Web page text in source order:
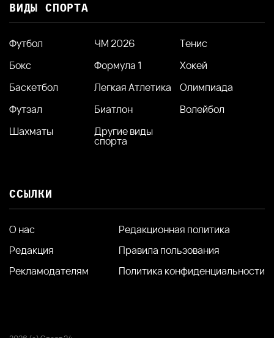
ВИДЫ СПОРТА
Футбол ЧМ 2026
Тенис
Бокс
Формула 1
Хокей
Баскетбол
Легкая Атлетика
Олимпиада
Футзал
Биатлон
Волейбол
Шахматы
Другие виды
спорта
ССЫЛКИ
О нас
Редакция
Рекламодателям
Редакционная политика
Правила пользования
Политика конфиденциальности